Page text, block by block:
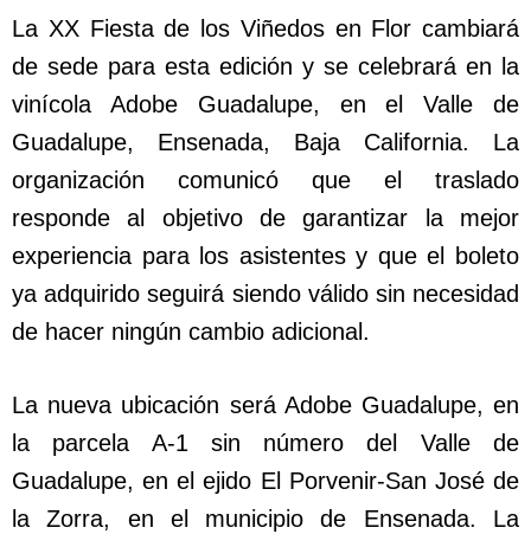
La XX Fiesta de los Viñedos en Flor cambiará
de sede para esta edición y se celebrará en la
vinícola Adobe Guadalupe, en el Valle de
Guadalupe, Ensenada, Baja California. La
organización comunicó que el traslado
responde al objetivo de garantizar la mejor
experiencia para los asistentes y que el boleto
ya adquirido seguirá siendo válido sin necesidad
de hacer ningún cambio adicional.
La nueva ubicación será Adobe Guadalupe, en
la parcela A-1 sin número del Valle de
Guadalupe, en el ejido El Porvenir-San José de
la Zorra, en el municipio de Ensenada. La